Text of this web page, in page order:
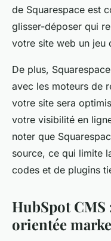
de Squarespace est
glisser-déposer qui
votre site web un jeu
De plus,
avec les moteurs de
votre site sera
votre visibilité en
noter que
source, ce qui limite
codes et de plugins
HubSpot
orientée